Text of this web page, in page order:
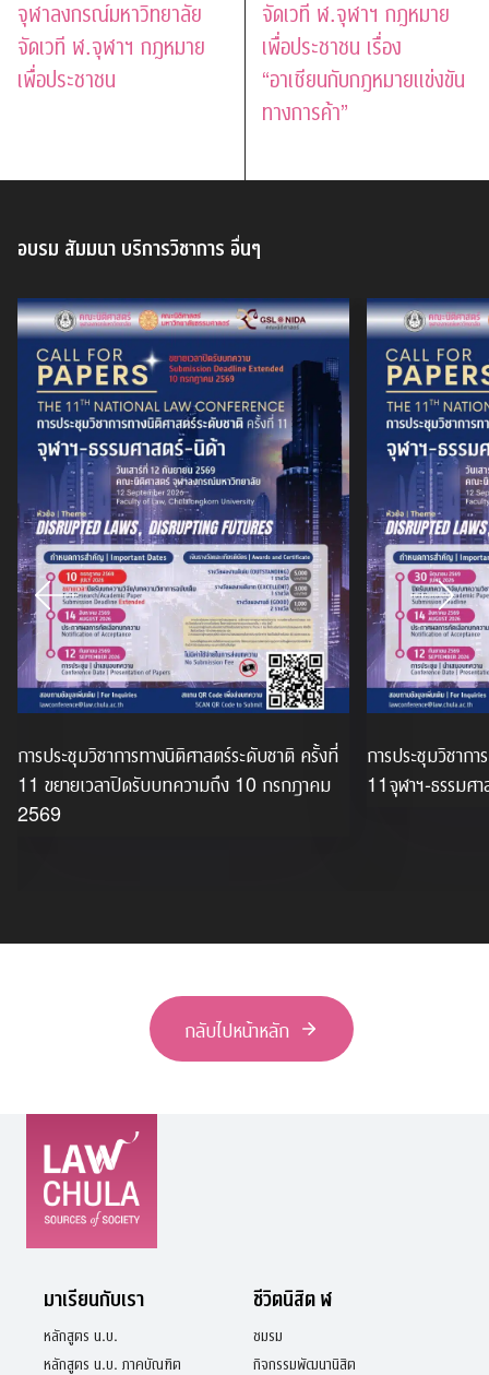
จุฬาลงกรณ์มหาวิทยาลัย
จัดเวที ฬ.จุฬาฯ กฎหมาย
เพื่อประชาชน
จัดเวที ฬ.จุฬาฯ กฎหมาย
เพื่อประชาชน เรื่อง
“อาเซียนกับกฎหมายแข่งขัน
ทางการค้า”
อบรม สัมมนา บริการวิชาการ อื่นๆ
การประชุมวิชาการทางนิติศาสตร์ระดับชาติ ครั้งที่
11 ขยายเวลาปิดรับบทความถึง 10 กรกฎาคม
2569
การประชุมวิชาก
11จุฬาฯ-ธรรมศ
กลับไปหน้าหลัก
มาเรียนกับเรา
หลักสูตร น.บ.
หลักสูตร น.บ. ภาคบัณฑิต
ชีวิตนิสิต ฬ
ชมรม
กิจกรรมพัฒนานิสิต